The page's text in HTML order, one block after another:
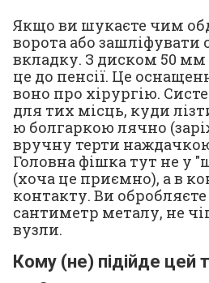
Якщо ви шукаєте чим
ворота або зашліфувати
вкладку. З диском 50 мм
це до пенсії. Це
воно про хірургію.
для тих місць, куди
ю болгаркою лячно
вручну терти
Головна фішка тут не у
(хоча це приємно), а в
контакту. Ви
сантиметр металу, не
вузли.
Кому (не) підійде цей